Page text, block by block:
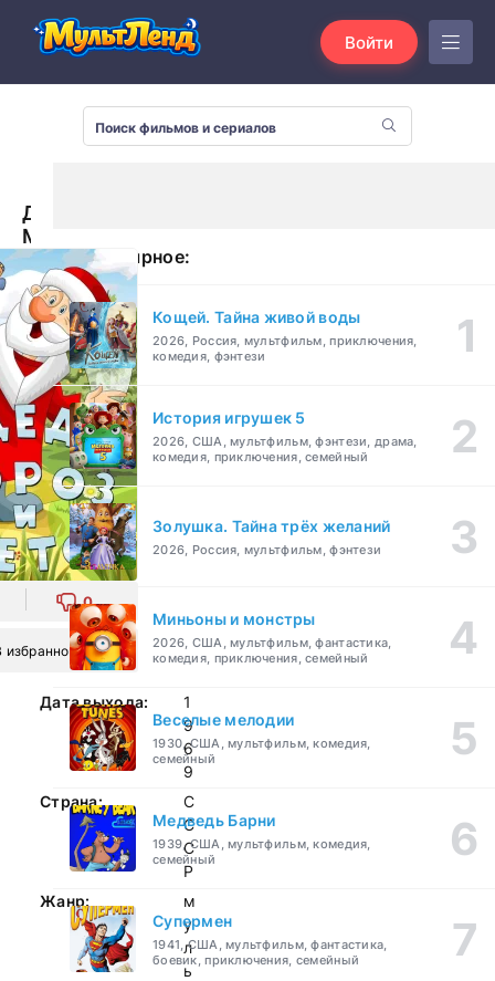
Войти
Дед
Мороз
и
лето
(1969)
0
избранное
Дата выхода:
1
9
6
9
Страна:
С
С
С
Р
Жанр:
м
у
л
ь
Популярное:
Кощей. Тайна живой воды
2026, Россия, мультфильм, приключения,
комедия, фэнтези
История игрушек 5
2026, США, мультфильм, фэнтези, драма,
комедия, приключения, семейный
Золушка. Тайна трёх желаний
2026, Россия, мультфильм, фэнтези
Миньоны и монстры
2026, США, мультфильм, фантастика,
комедия, приключения, семейный
Веселые мелодии
1930, США, мультфильм, комедия,
семейный
Медведь Барни
1939, США, мультфильм, комедия,
семейный
Супермен
1941, США, мультфильм, фантастика,
боевик, приключения, семейный